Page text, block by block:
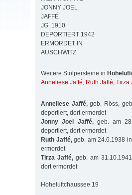
JONNY JOEL
JAFFÉ
JG. 1910
DEPORTIERT 1942
ERMORDET IN
AUSCHWITZ
Weitere Stolpersteine in
Anneliese Jaffé, Ruth Jaffé, Tirza
Anneliese Jaffé,geb. Röss,
deportiert, dort ermordet
Jonny Joel Jaffé,geb. am
deportiert, dort ermordet
Ruth Jaffé,geb. am 24.6.1938
ermordet
Tirza Jaffé, geb. am
dort ermordet
Hoheluftchaussee 19